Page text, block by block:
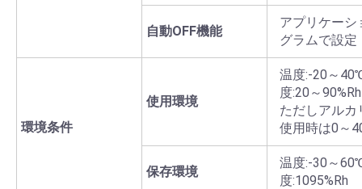
自動OFF機能
アプリケーシ
グラムで設定
環境条件
使用環境
温度:-20～
度:20～90%Rh
ただしアルカ
使用時は0～
保存環境
温度:-30～
度:1095%Rh